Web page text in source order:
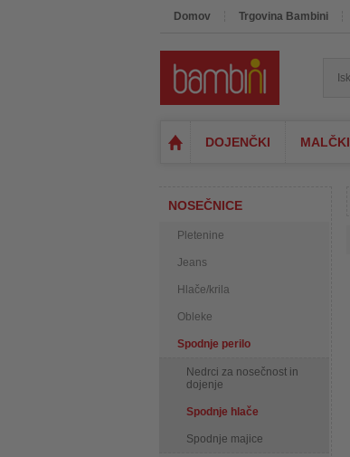
Domov Trgovina Bambini
DOJENČKI MALČKI
NOSEČNICE
Pletenine
Jeans
Hlače/krila
Obleke
Spodnje perilo
Nedrci za nosečnost in
dojenje
Spodnje hlače
Spodnje majice